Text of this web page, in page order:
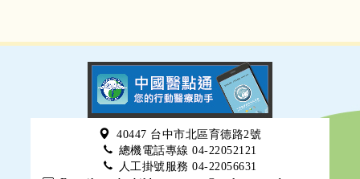
40447 台中市北區育德路2號
總機電話專線 04-22052121
人工掛號服務 04-22056631